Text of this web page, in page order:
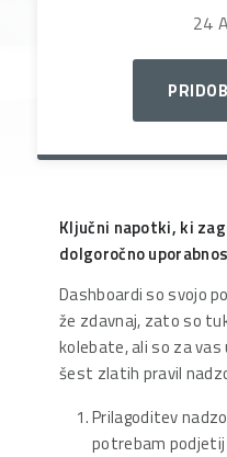
24
Ključni napotki, ki
dolgoročno
Dashboardi so svojo
že zdavnaj, zato so
kolebate, ali so za vas
šest zlatih pravil
Prilagoditev
potrebam podjetij